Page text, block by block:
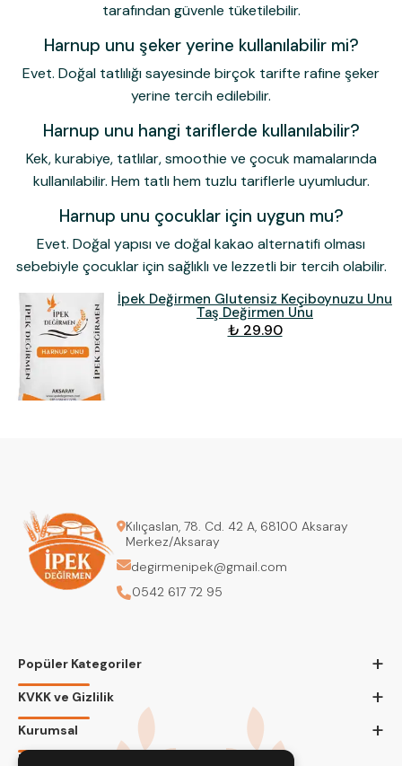
tarafından güvenle tüketilebilir.
Harnup unu şeker yerine kullanılabilir mi?
Evet. Doğal tatlılığı sayesinde birçok tarifte rafine şeker
yerine tercih edilebilir.
Harnup unu hangi tariflerde kullanılabilir?
Kek, kurabiye, tatlılar, smoothie ve çocuk mamalarında
kullanılabilir. Hem tatlı hem tuzlu tariflerle uyumludur.
Harnup unu çocuklar için uygun mu?
Evet. Doğal yapısı ve doğal kakao alternatifi olması
sebebiyle çocuklar için sağlıklı ve lezzetli bir tercih olabilir.
İpek Değirmen Glutensiz Keçiboynuzu Unu
Taş Değirmen Unu
₺ 29.90
Kılıçaslan, 78. Cd. 42 A, 68100 Aksaray
Merkez/Aksaray
degirmenipek@gmail.com
0542 617 72 95
Popüler Kategoriler +
KVKK ve Gizlilik +
Kurumsal +
Bizi Takip Edin